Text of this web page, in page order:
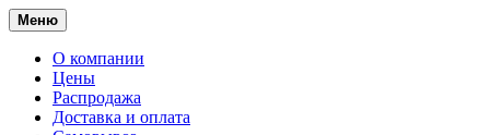
Меню
О компании
Цены
Распродажа
Доставка и оплата